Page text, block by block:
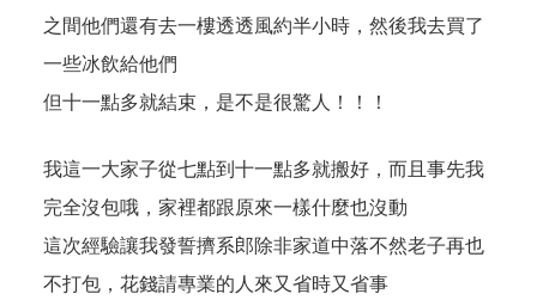
之間他們還有去一樓透透風約半小時，然後我去買了
一些冰飲給他們
但十一點多就結束，是不是很驚人！！！
我這一大家子從七點到十一點多就搬好，而且事先我
完全沒包哦，家裡都跟原來一樣什麼也沒動
這次經驗讓我發誓擠系郎除非家道中落不然老子再也
不打包，花錢請專業的人來又省時又省事